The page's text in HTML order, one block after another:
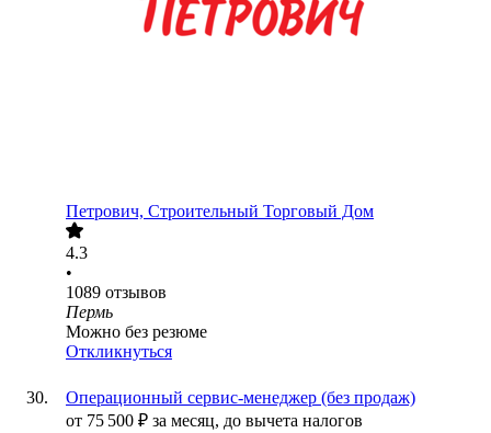
Петрович, Строительный Торговый Дом
4.3
•
1089 отзывов
Пермь
Можно без резюме
Откликнуться
Операционный сервис-менеджер (без продаж)
от 75 500 ₽ за месяц, до вычета налогов